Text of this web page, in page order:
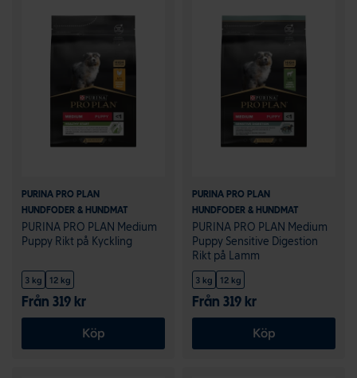
PURINA PRO PLAN
HUNDFODER & HUNDMAT
PURINA PRO PLAN Medium
Puppy Rikt på Kyckling
3 kg 12 kg
Från 319 kr
Köp
PURINA PRO PLAN
HUNDFODER & HUNDMAT
PURINA PRO PLAN Medium
Puppy Sensitive Digestion
Rikt på Lamm
3 kg 12 kg
Från 319 kr
Köp